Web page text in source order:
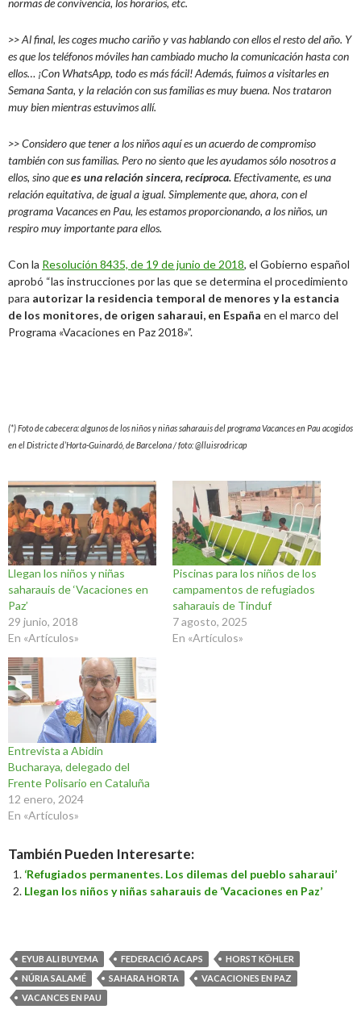
normas de convivencia, los horarios, etc.
>> Al final, les coges mucho cariño y vas hablando con ellos el resto del año. Y
es que los teléfonos móviles han cambiado mucho la comunicación hasta con
ellos… ¡Con WhatsApp, todo es más fácil! Además, fuimos a visitarles en
Semana Santa, y la relación con sus familias es muy buena. Nos trataron
muy bien mientras estuvimos allí.
>> Considero que tener a los niños aquí es un acuerdo de compromiso
también con sus familias. Pero no siento que les ayudamos sólo nosotros a
ellos, sino quees una relación sincera, recíproca.Efectivamente, es una
relación equitativa, de igual a igual. Simplemente que, ahora, con el
programa Vacances en Pau, les estamos proporcionando, a los niños, un
respiro muy importante para ellos.
Con la Resolución 8435, de 19 de junio de 2018, el Gobierno español
aprobó “las instrucciones por las que se determina el procedimiento
para autorizar la residencia temporal de menores y la estancia
de los monitores, de origen saharaui, en España en el marco del
Programa «Vacaciones en Paz 2018»”.
(*) Foto de cabecera: algunos de los niños y niñas saharauis del programa Vacances en Pau acogidos
en el Districte d’Horta-Guinardó, de Barcelona / foto: @lluisrodricap
Llegan los niños y niñas
saharauis de ‘Vacaciones en
Paz’
29 junio, 2018
En «Artículos»
Piscinas para los niños de los
campamentos de refugiados
saharauis de Tinduf
7 agosto, 2025
En «Artículos»
Entrevista a Abidin
Bucharaya, delegado del
Frente Polisario en Cataluña
12 enero, 2024
En «Artículos»
También Pueden Interesarte:
‘Refugiados permanentes. Los dilemas del pueblo saharaui’
Llegan los niños y niñas saharauis de ‘Vacaciones en Paz’
EYUB ALI BUYEMA FEDERACIÓ ACAPS
HORST KÖHLER
NÚRIA SALAMÉ
SAHARA HORTA
VACACIONES EN PAZ
VACANCES EN PAU